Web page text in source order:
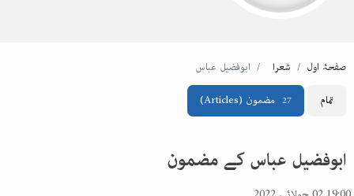
صفحۂ اول شعرا ابوفضیل عباس
تمام 27 مضمون (Articles)
ابوفضیل عباس کے مضمون